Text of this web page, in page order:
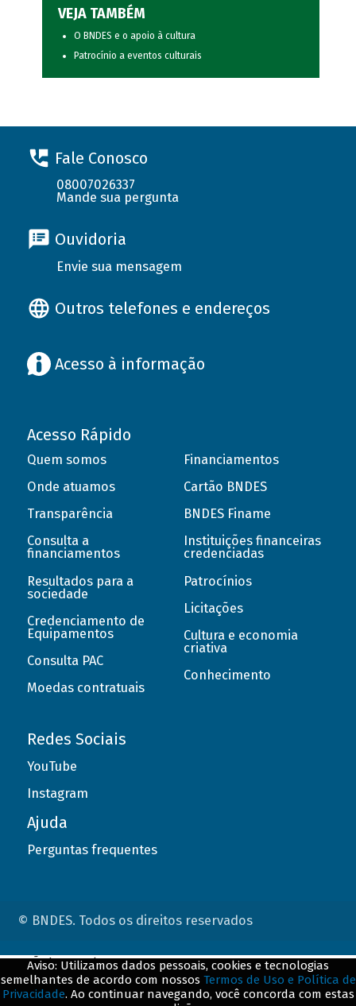
VEJA TAMBÉM
O BNDES e o apoio à cultura
Patrocínio a eventos culturais
Fale Conosco
08007026337
Mande sua pergunta
Ouvidoria
Envie sua mensagem
Outros telefones e endereços
Acesso à informação
Acesso Rápido
Quem somos
Onde atuamos
Transparência
Consulta a
financiamentos
Resultados para a
sociedade
Credenciamento de
Equipamentos
Consulta PAC
Moedas contratuais
Financiamentos
Cartão BNDES
BNDES Finame
Instituições financeiras
credenciadas
Patrocínios
Licitações
Cultura e economia
criativa
Conhecimento
Redes Sociais
YouTube
Instagram
Ajuda
Perguntas frequentes
© BNDES. Todos os direitos reservados
Aviso: Utilizamos dados pessoais, cookies e tecnologias
semelhantes de acordo com nossos Termos de Uso e Política de
Privacidade. Ao continuar navegando, você concorda com estas
ConteÃºdo complementar
${title}${badge}